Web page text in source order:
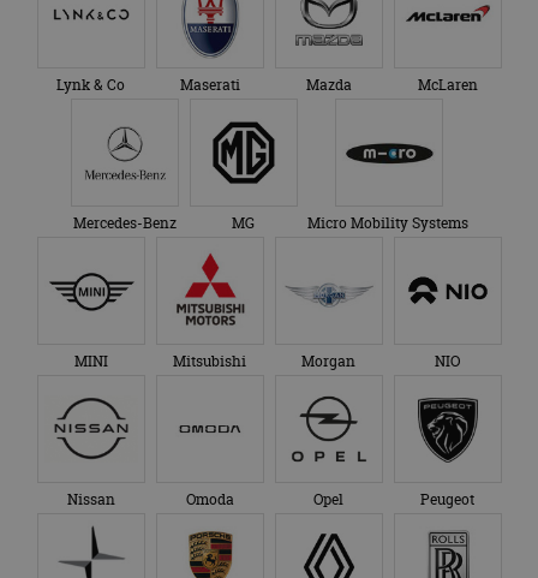
Lynk & Co Maserati Mazda McLaren
Mercedes-Benz MG Micro Mobility Systems
MINI Mitsubishi Morgan NIO
Nissan Omoda Opel Peugeot